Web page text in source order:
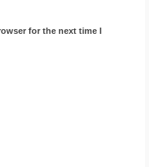
for the next time I